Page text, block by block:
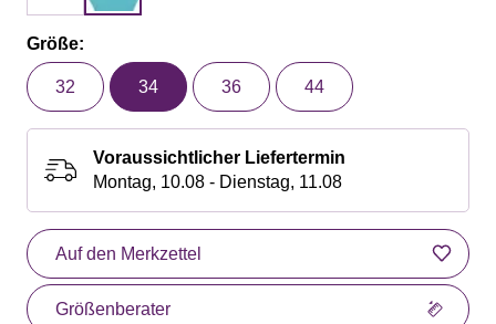
Größe:
32 34 36 44
Voraussichtlicher Liefertermin
Montag, 10.08 - Dienstag, 11.08
Auf den Merkzettel
Größenberater